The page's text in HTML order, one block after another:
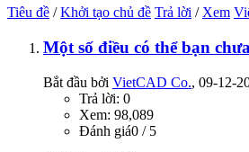
Tiêu đề /Khởi tạo chủ đề Trả lời / Xem
Một số điều có thể bạn
Bắt đầu bởi VietCAD Co.‎, 09-12-
Trả lời: 0
Xem: 98,089
Đánh giá0 / 5